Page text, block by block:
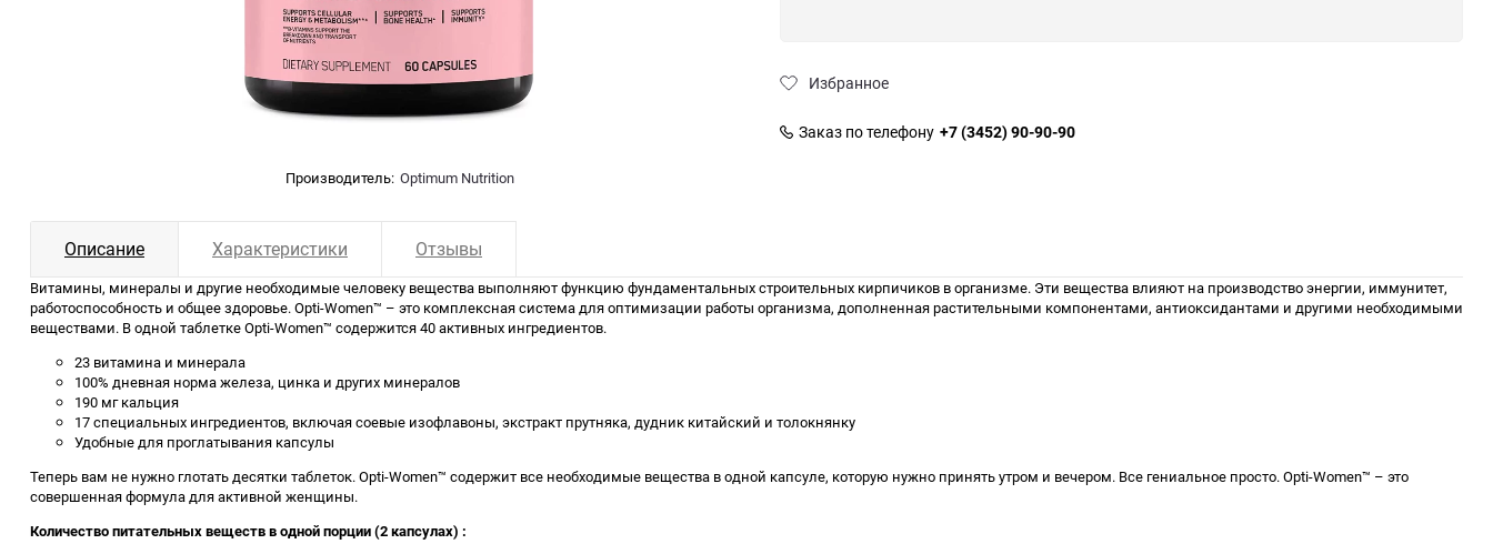
Производитель: Optimum Nutrition
Избранное
Заказ по телефону +7 (3452) 90-90-90
Описание Характеристики Отзывы
Витамины, минералы и другие необходимые человеку вещества выполняют функцию фундаментальных строительных кирпичиков в организме. Эти вещества влияют на производство энергии, иммунитет,
работоспособность и общее здоровье. Opti-Women™ – это комплексная система для оптимизации работы организма, дополненная растительными компонентами, антиоксидантами и другими необходимыми
веществами. В одной таблетке Opti-Women™ содержится 40 активных ингредиентов.
23 витамина и минерала
100% дневная норма железа, цинка и других минералов
190 мг кальция
17 специальных ингредиентов, включая соевые изофлавоны, экстракт прутняка, дудник китайский и толокнянку
Удобные для проглатывания капсулы
Теперь вам не нужно глотать десятки таблеток. Opti-Women™ содержит все необходимые вещества в одной капсуле, которую нужно принять утром и вечером. Все гениальное просто. Opti-Women™ – это
совершенная формула для активной женщины.
Количество питательных веществ в одной порции (2 капсулах) :